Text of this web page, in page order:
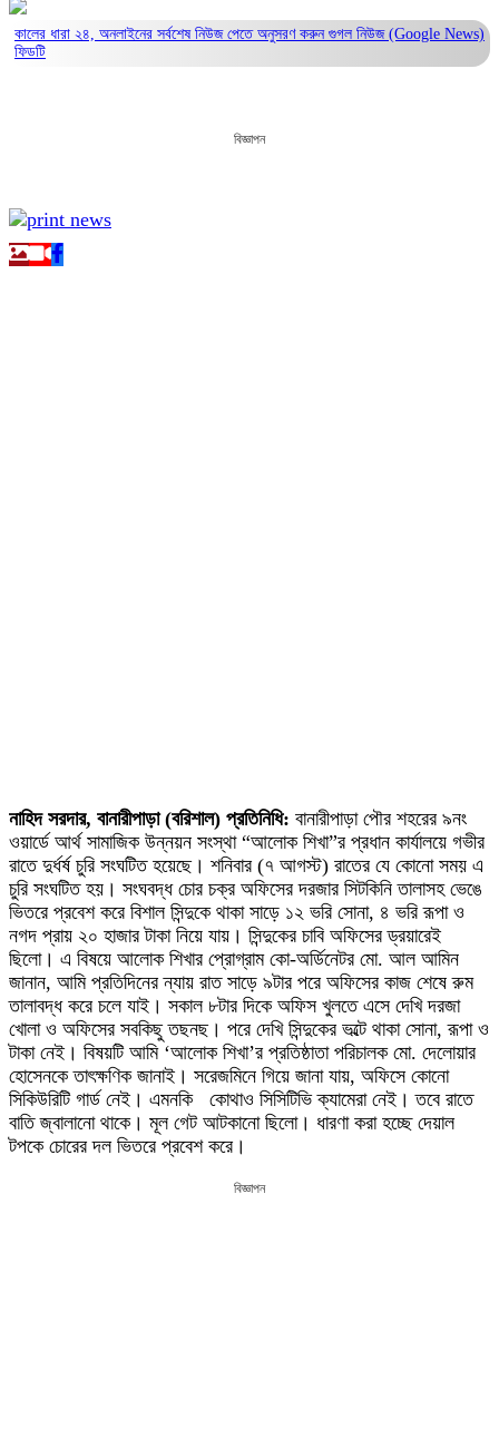
কালের ধারা ২৪, অনলাইনের সর্বশেষ নিউজ পেতে অনুসরণ করুন গুগল নিউজ (Google News)
ফিডটি
বিজ্ঞাপন
নাহিদ সরদার, বানারীপাড়া (বরিশাল) প্রতিনিধি: বানারীপাড়া পৌর শহরের ৯নং
ওয়ার্ডে আর্থ সামাজিক উন্নয়ন সংস্থা “আলোক শিখা”র প্রধান কার্যালয়ে গভীর
রাতে দুর্ধর্ষ চুরি সংঘটিত হয়েছে। শনিবার (৭ আগস্ট) রাতের যে কোনো সময় এ
চুরি সংঘটিত হয়। সংঘবদ্ধ চোর চক্র অফিসের দরজার সিটকিনি তালাসহ ভেঙে
ভিতরে প্রবেশ করে বিশাল সিন্দুকে থাকা সাড়ে ১২ ভরি সোনা, ৪ ভরি রূপা ও
নগদ প্রায় ২০ হাজার টাকা নিয়ে যায়। সিন্দুকের চাবি অফিসের ড্রয়ারেই
ছিলো। এ বিষয়ে আলোক শিখার প্রোগ্রাম কো-অর্ডিনেটর মো. আল আমিন
জানান, আমি প্রতিদিনের ন্যায় রাত সাড়ে ৯টার পরে অফিসের কাজ শেষে রুম
তালাবদ্ধ করে চলে যাই। সকাল ৮টার দিকে অফিস খুলতে এসে দেখি দরজা
খোলা ও অফিসের সবকিছু তছনছ। পরে দেখি সিন্দুকের ভল্টে থাকা সোনা, রূপা ও
টাকা নেই। বিষয়টি আমি ‘আলোক শিখা’র প্রতিষ্ঠাতা পরিচালক মো. দেলোয়ার
হোসেনকে তাৎক্ষণিক জানাই। সরেজমিনে গিয়ে জানা যায়, অফিসে কোনো
সিকিউরিটি গার্ড নেই। এমনকি কোথাও সিসিটিভি ক্যামেরা নেই। তবে রাতে
বাতি জ্বালানো থাকে। মূল গেট আটকানো ছিলো। ধারণা করা হচ্ছে দেয়াল
টপকে চোরের দল ভিতরে প্রবেশ করে।
বিজ্ঞাপন